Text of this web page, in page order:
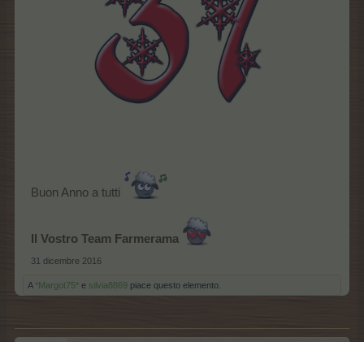
Buon Anno a tutti
Il Vostro Team Farmerama
31 dicembre 2016
A *Margot75* e silvia8869 piace questo elemento.